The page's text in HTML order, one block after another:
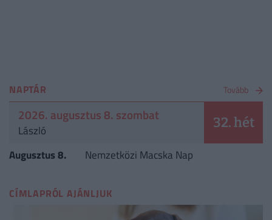
NAPTÁR Tovább
2026. augusztus 8. szombat
László 32. hét
Augusztus 8. Nemzetközi Macska Nap
CÍMLAPRÓL AJÁNLJUK